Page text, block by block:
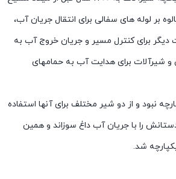
بر لوله های سفالی برای انتقال جریان آب،
دیگر برای کنترل مسیر و جریان خروج آب به
و شیرآلات برای هدایت آب به حمامهای
نبود و از دو شیر مختلف برای آنها استفاده
شد.